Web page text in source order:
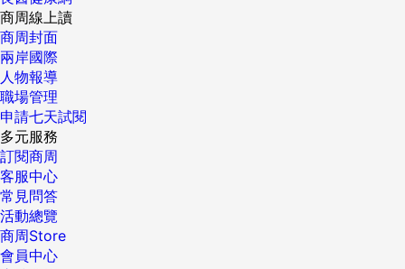
商周線上讀
商周封面
兩岸國際
人物報導
職場管理
申請七天試閱
多元服務
訂閱商周
客服中心
常見問答
活動總覽
商周Store
會員中心